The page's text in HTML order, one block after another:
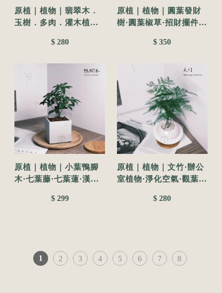
原植｜植物｜翡翠木．
玉樹．多肉．灌木植
園藝．種植．栽種．培
$ 280
原植｜植物｜圓葉發財
樹·圓葉椒草·招財擺件·
陰耐旱·好照顧·招財植物
$ 350
原植｜植物｜小葉鴨腳
木·七葉藤·七葉蓮·漢桃
植物·盆栽·辦公室植物·
$ 299
原植｜植物｜文竹·辦公
室植物·淨化空氣·觀葉植
風水植栽·3寸·5寸
$ 280
1 2 3 4 5 6 7 8